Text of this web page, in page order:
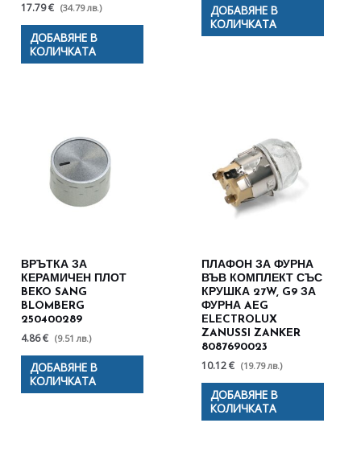
17.79 € (34.79 лв.)
ДОБАВЯНЕ В
КОЛИЧКАТА
ДОБАВЯНЕ В
КОЛИЧКАТА
ВРЪТКА ЗА
КЕРАМИЧЕН ПЛОТ
BEKO SANG
BLOMBERG
250400289
4.86 € (9.51 лв.)
ДОБАВЯНЕ В
КОЛИЧКАТА
ПЛАФОН ЗА ФУРНА
ВЪВ КОМПЛЕКТ СЪС
КРУШКА 27W, G9 ЗА
ФУРНА AEG
ELECTROLUX
ZANUSSI ZANKER
8087690023
10.12 € (19.79 лв.)
ДОБАВЯНЕ В
КОЛИЧКАТА